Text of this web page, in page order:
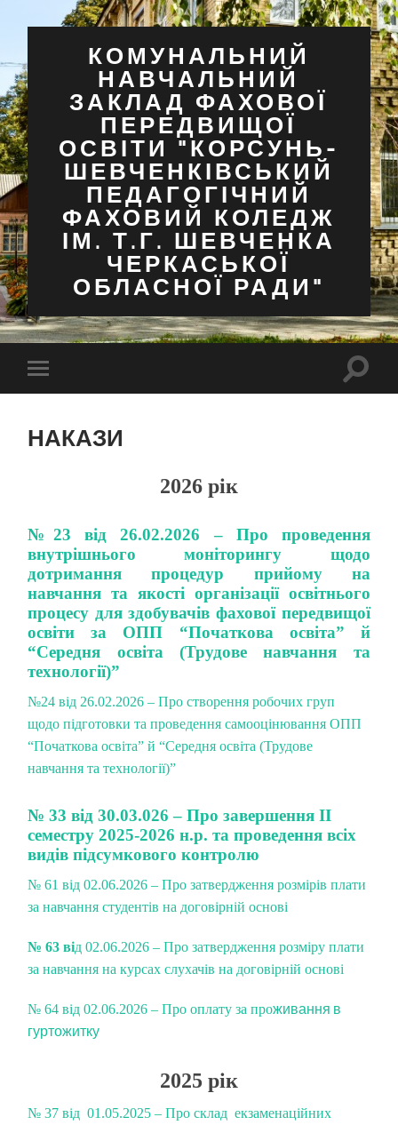
КОМУНАЛЬНИЙ
НАВЧАЛЬНИЙ
ЗАКЛАД ФАХОВОЇ
ПЕРЕДВИЩОЇ
ОСВІТИ "КОРСУНЬ-
ШЕВЧЕНКІВСЬКИЙ
ПЕДАГОГІЧНИЙ
ФАХОВИЙ КОЛЕДЖ
ІМ. Т.Г. ШЕВЧЕНКА
ЧЕРКАСЬКОЇ
ОБЛАСНОЇ РАДИ"
Перемкнути
мобільне
НАКАЗИ
2026 рік
№23 від 26.02.2026 – Про проведення
внутрішнього моніторингу щодо
дотримання процедур прийому на
навчання та якості організації освітнього
процесу для здобувачів фахової передвищої
освіти за ОПП “Початкова освіта” й
“Середня освіта (Трудове навчання та
технології)”
№24 від 26.02.2026 – Про створення робочих груп
щодо підготовки та проведення самооцінювання ОПП
“Початкова освіта” й “Середня освіта (Трудове
навчання та технології)”
№ 33 від 30.03.026 – Про завершення ІІ
семестру 2025-2026 н.р.та проведення всіх
видів підсумкового контролю
№ 61 від 02.06.2026 – Про затвердження розмірів плати
за навчання студентів на договірній основі
№ 63 від 02.06.2026 – Про затвердження розміру плати
за навчання на курсах слухачів на договірній основі
№ 64 від 02.06.2026 – Про оплату за проживання в
гуртожитку
2025 рік
№ 37 від 01.05.2025 – Про склад екзаменаційних